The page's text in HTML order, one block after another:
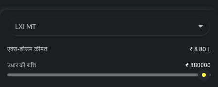
लखनऊ
आगरा
जयपुर
नागपुर ₹ 9,65,108
एक्स-शोरूम कीमत ₹ 8.80 L
उधार की राशि ₹ 880000